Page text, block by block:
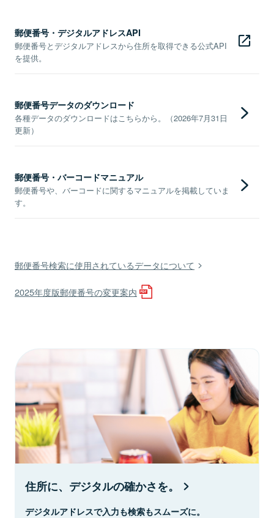
郵便番号・デジタルアドレスAPI
郵便番号とデジタルアドレスから住所を取得できる公式API
を提供。
郵便番号データのダウンロード
各種データのダウンロードはこちらから。（2026年7月31日
更新）
郵便番号・バーコードマニュアル
郵便番号や、バーコードに関するマニュアルを掲載していま
す。
郵便番号検索に使用されているデータについて
2025年度版郵便番号の変更案内
住所に、デジタルの確かさを。
デジタルアドレスで入力も検索もスムーズに。